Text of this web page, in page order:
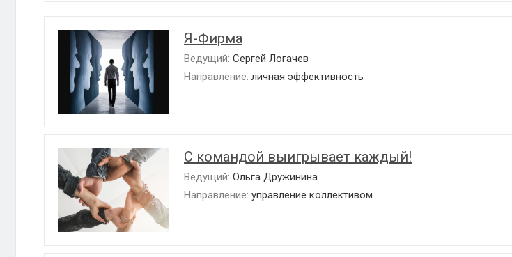
Я-Фирма
Ведущий: Сергей Логачев
Направление: личная эффективность
С командой выигрывает каждый!
Ведущий: Ольга Дружинина
Направление: управление коллективом